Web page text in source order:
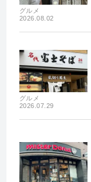
グルメ
2026.08.02
グルメ
2026.07.29